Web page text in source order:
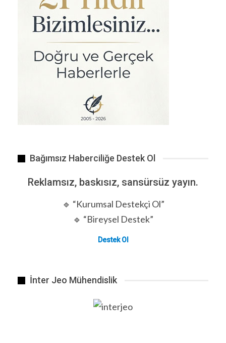
Yenilik odaklı stratejisiyle Çin, bu sektörde
küresel bir öncü haline geldi. Ülke, UIC
tarafından belirlenen yüksek hızlı demiryolu için
13 sistem seviyesindeki uluslararası standardın
tamamının geliştirilmesine öncülük etti. Test hızı
saatte 450 kilometre olan dünyanın en hızlı
yüksek hızlı treni CR450 gibi öncü modelleri, hız
Pek çok ülke, özellikle de altyapısını henüz
daha geniş kalkınma hedeflerine ulaşmak için
Genel Müdür Yardımcısı Ulan Kulov, “Çoğu ülke
Çin’le aynı başlangıç noktasını paylaşıyor.
edebiliriz çünkü sıfırdan icat etmemize gerek
Çin, yurt içindeki gelişimine öncülük ederken,
uzmanlığını yurtdışına da ihraç ediyor ve 40’tan
fazla ülke ve bölgeyle işbirliği yapıyor. Asya’dan
Bağımsız Haberciliğe Destek Ol
Reklamsız, baskısız, sansürsüz yayın.
🔹 “Kurumsal Destekçi Ol”
🔹 “Bireysel Destek”
Destek Ol
İnter Jeo Mühendislik